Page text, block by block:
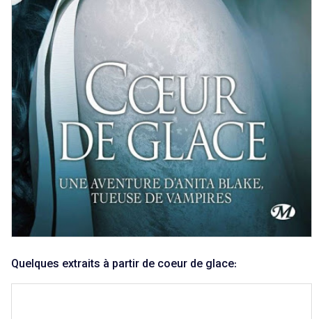
Quelques extraits à partir de coeur de glace: